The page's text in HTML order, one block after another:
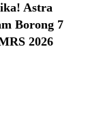
Astra
Borong 7
2026